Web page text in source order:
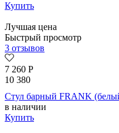
Купить
Лучшая цена
Быстрый просмотр
3 отзывов
7 260 Р
10 380
Стул барный FRANK
в наличии
Купить